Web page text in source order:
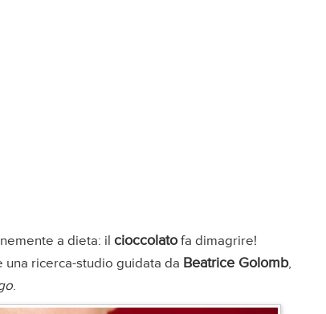
a dieta: il cioccolatofa dimagrire!
ricerca-studio guidata da Beatrice Golomb,
.